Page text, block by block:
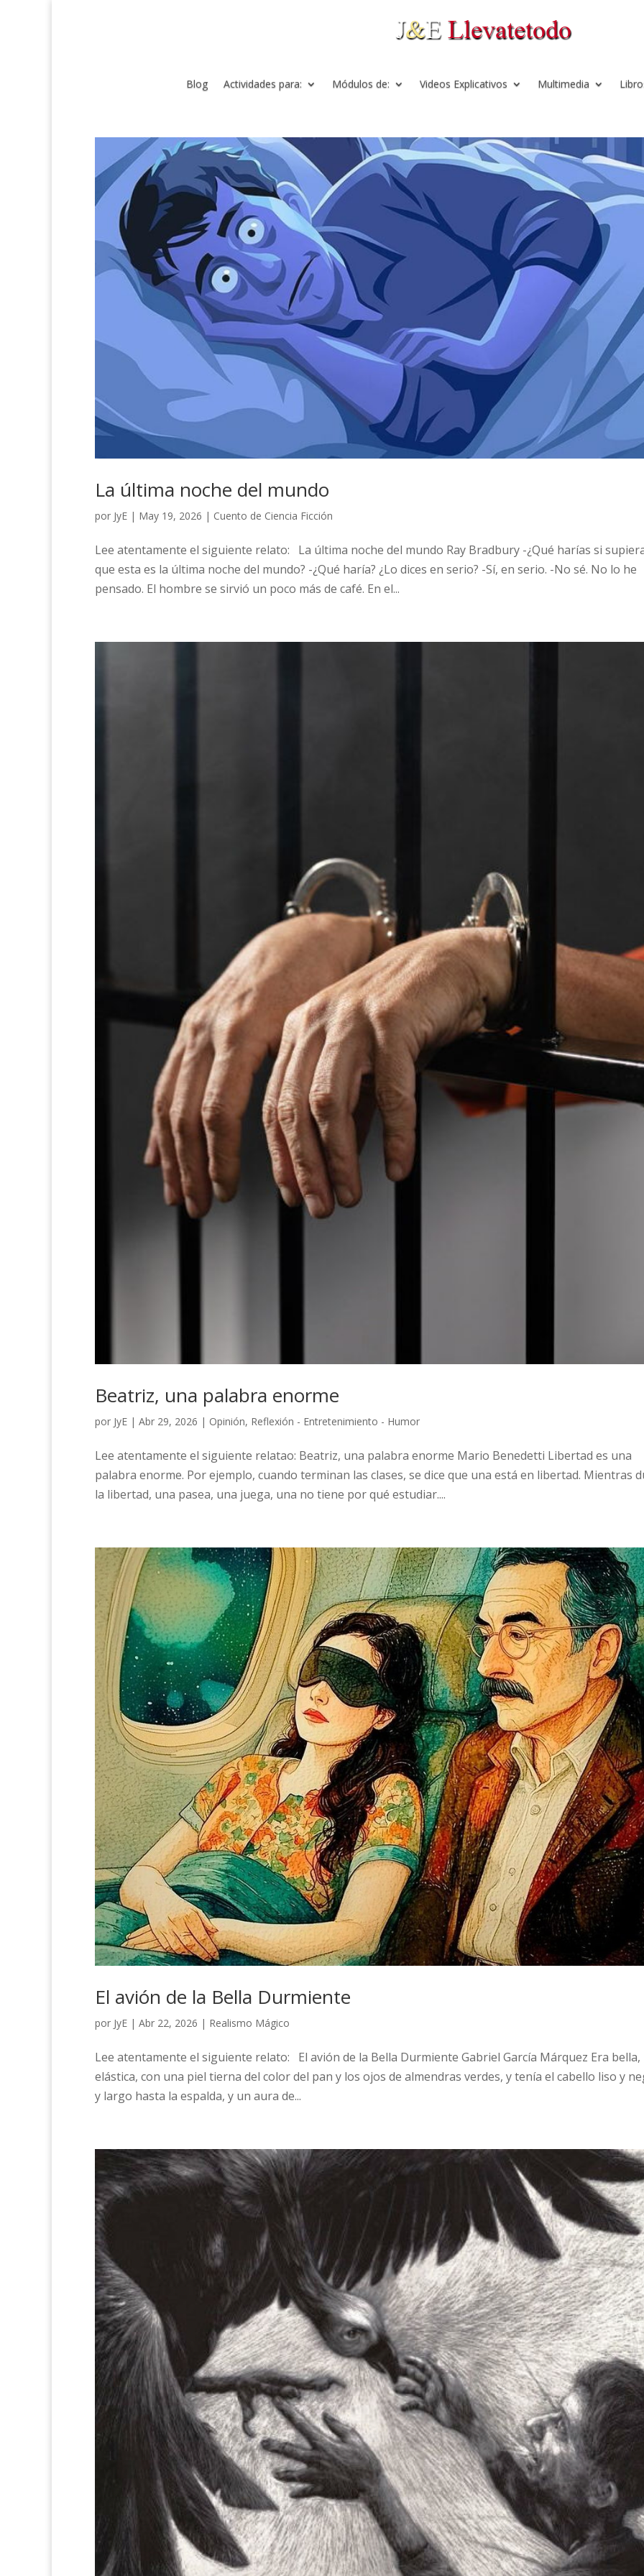
Blog Actividades para: Módulos de: Videos Explicativos Multimedia
La última noche del mundo
por JyE | May 19, 2026 | Cuento de Ciencia Ficción
Lee atentamente el siguiente relato: La última noche del mundo Ray Bradbury -¿Qué harías si
que esta es la última noche del mundo? -¿Qué haría? ¿Lo dices en serio? -Sí, en serio. -No sé. No lo he
pensado. El hombre se sirvió un poco más de café. En el...
Beatriz, una palabra enorme
por JyE | Abr 29, 2026 | Opinión, Reflexión - Entretenimiento - Humor
Lee atentamente el siguiente relatao: Beatriz, una palabra enorme Mario Benedetti Libertad es una
palabra enorme. Por ejemplo, cuando terminan las clases, se dice que una está en libertad. Mientras
la libertad, una pasea, una juega, una no tiene por qué estudiar....
El avión de la Bella Durmiente
por JyE | Abr 22, 2026 | Realismo Mágico
Lee atentamente el siguiente relato: El avión de la Bella Durmiente Gabriel García Márquez Era bella,
elástica, con una piel tierna del color del pan y los ojos de almendras verdes, y tenía el cabello liso y
y largo hasta la espalda, y un aura de...